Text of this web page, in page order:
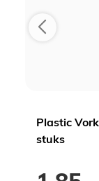
Plastic
stuks